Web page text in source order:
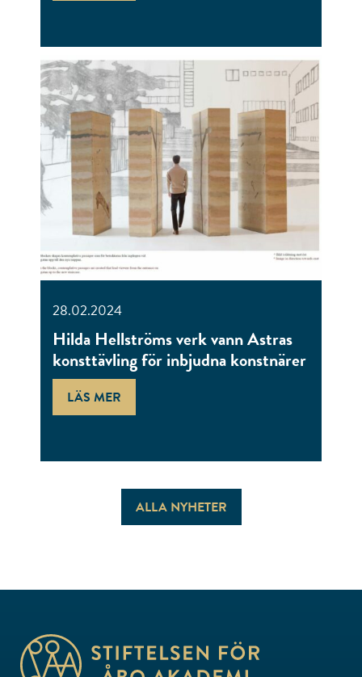
28.02.2024
Hilda Hellströms verk vann Astras
konsttävling för inbjudna konstnärer
LÄS MER
ALLA NYHETER